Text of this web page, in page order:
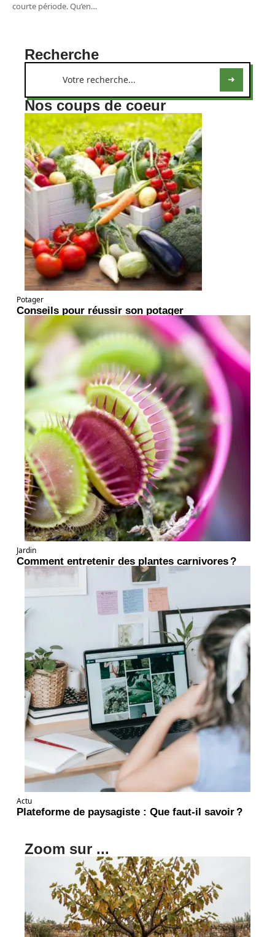
courte période. Qu’en…
Recherche
Nos coups de coeur
Potager
Conseils pour réussir son potager
Jardin
Comment entretenir des plantes carnivores ?
Actu
Plateforme de paysagiste : Que faut-il savoir ?
Zoom sur ...